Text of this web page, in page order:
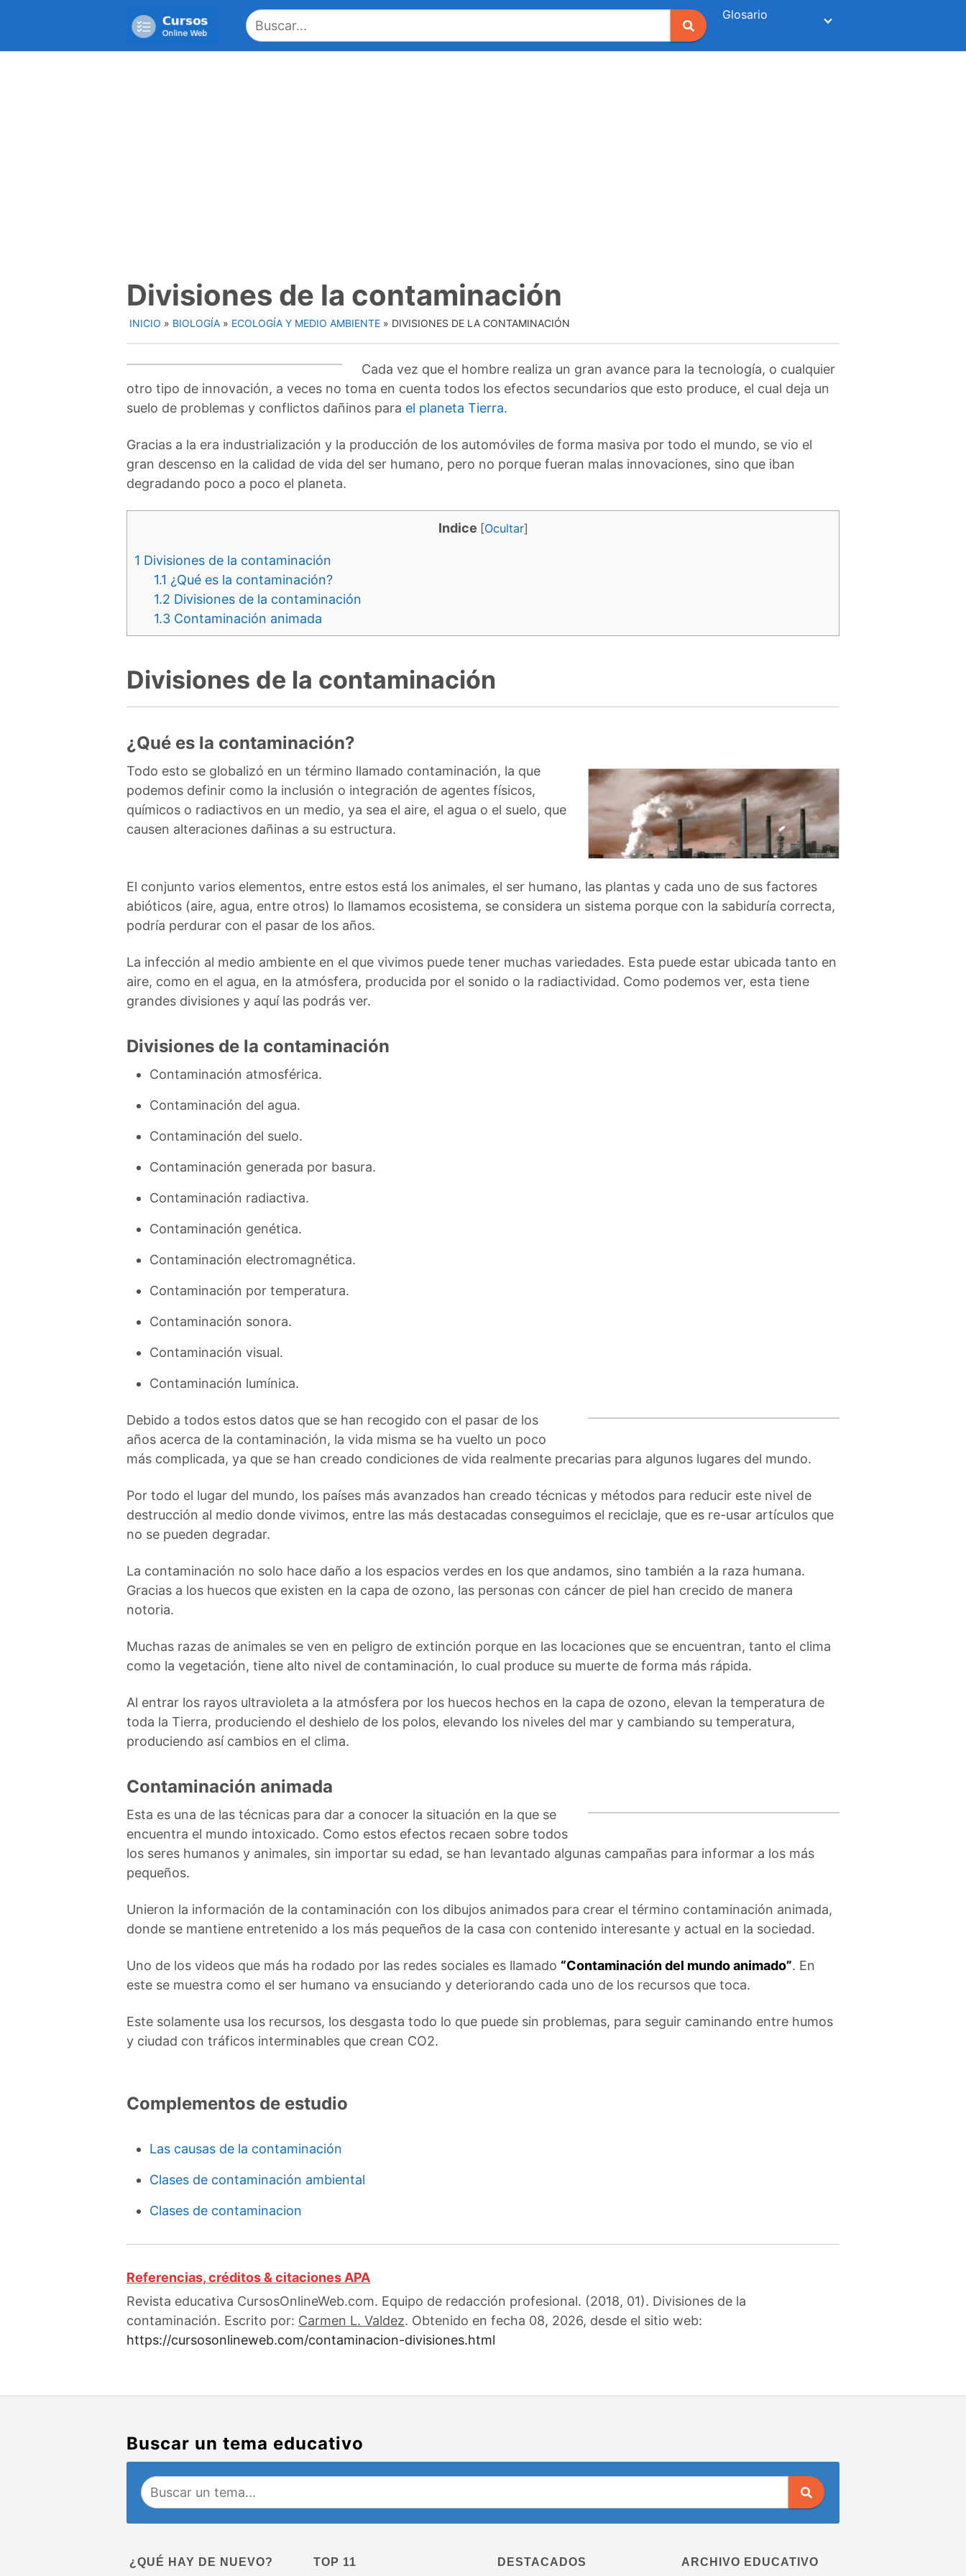
Glosario
Divisiones de la contaminación
INICIO » BIOLOGÍA » ECOLOGÍA Y MEDIO AMBIENTE » DIVISIONES DE LA CONTAMINACIÓN
Cada vez que el hombre realiza un gran avance para la tecnología, o cualquier
otro tipo de innovación, a veces no toma en cuenta todos los efectos secundarios que esto produce, el cual deja un
suelo de problemas y conflictos dañinos para el planeta Tierra.
Gracias a la era industrialización y la producción de los automóviles de forma masiva por todo el mundo, se vio el
gran descenso en la calidad de vida del ser humano, pero no porque fueran malas innovaciones, sino que iban
degradando poco a poco el planeta.
Indice [Ocultar]
1 Divisiones de la contaminación
1.1 ¿Qué es la contaminación?
1.2 Divisiones de la contaminación
1.3 Contaminación animada
Divisiones de la contaminación
¿Qué es la contaminación?
Todo esto se globalizó en un término llamado contaminación, la que
podemos definir como la inclusión o integración de agentes físicos,
químicos o radiactivos en un medio, ya sea el aire, el agua o el suelo, que
causen alteraciones dañinas a su estructura.
El conjunto varios elementos, entre estos está los animales, el ser humano, las plantas y cada uno de sus factores
abióticos (aire, agua, entre otros) lo llamamos ecosistema, se considera un sistema porque con la sabiduría correcta,
podría perdurar con el pasar de los años.
La infección al medio ambiente en el que vivimos puede tener muchas variedades. Esta puede estar ubicada tanto en
aire, como en el agua, en la atmósfera, producida por el sonido o la radiactividad. Como podemos ver, esta tiene
grandes divisiones y aquí las podrás ver.
Divisiones de la contaminación
Contaminación atmosférica.
Contaminación del agua.
Contaminación del suelo.
Contaminación generada por basura.
Contaminación radiactiva.
Contaminación genética.
Contaminación electromagnética.
Contaminación por temperatura.
Contaminación sonora.
Contaminación visual.
Contaminación lumínica.
Debido a todos estos datos que se han recogido con el pasar de los
años acerca de la contaminación, la vida misma se ha vuelto un poco
más complicada, ya que se han creado condiciones de vida realmente precarias para algunos lugares del mundo.
Por todo el lugar del mundo, los países más avanzados han creado técnicas y métodos para reducir este nivel de
destrucción al medio donde vivimos, entre las más destacadas conseguimos el reciclaje, que es re-usar artículos que
no se pueden degradar.
La contaminación no solo hace daño a los espacios verdes en los que andamos, sino también a la raza humana.
Gracias a los huecos que existen en la capa de ozono, las personas con cáncer de piel han crecido de manera
notoria.
Muchas razas de animales se ven en peligro de extinción porque en las locaciones que se encuentran, tanto el clima
como la vegetación, tiene alto nivel de contaminación, lo cual produce su muerte de forma más rápida.
Al entrar los rayos ultravioleta a la atmósfera por los huecos hechos en la capa de ozono, elevan la temperatura de
toda la Tierra, produciendo el deshielo de los polos, elevando los niveles del mar y cambiando su temperatura,
produciendo así cambios en el clima.
Contaminación animada
Esta es una de las técnicas para dar a conocer la situación en la que se
encuentra el mundo intoxicado. Como estos efectos recaen sobre todos
los seres humanos y animales, sin importar su edad, se han levantado algunas campañas para informar a los más
pequeños.
Unieron la información de la contaminación con los dibujos animados para crear el término contaminación animada,
donde se mantiene entretenido a los más pequeños de la casa con contenido interesante y actual en la sociedad.
Uno de los videos que más ha rodado por las redes sociales es llamado “Contaminación del mundo animado”. En
este se muestra como el ser humano va ensuciando y deteriorando cada uno de los recursos que toca.
Este solamente usa los recursos, los desgasta todo lo que puede sin problemas, para seguir caminando entre humos
y ciudad con tráficos interminables que crean CO2.
Complementos de estudio
Las causas de la contaminación
Clases de contaminación ambiental
Clases de contaminacion
Referencias, créditos & citaciones APA
Revista educativa CursosOnlineWeb.com. Equipo de redacción profesional. (2018, 01). Divisiones de la
contaminación. Escrito por: Carmen L. Valdez. Obtenido en fecha 08, 2026, desde el sitio web:
https://cursosonlineweb.com/contaminacion-divisiones.html
Buscar un tema educativo
¿QUÉ HAY DE NUEVO? TOP 11 DESTACADOS ARCHIVO EDUCATIVO